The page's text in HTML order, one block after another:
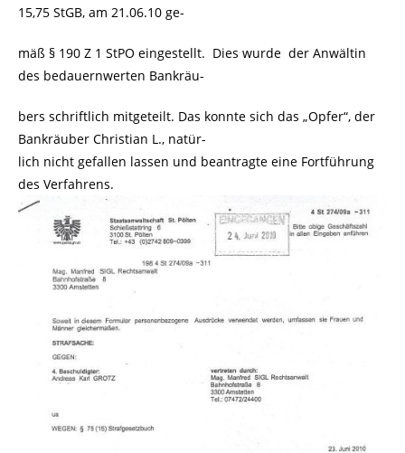
15,75 StGB, am 21.06.10 ge-
mäß § 190 Z 1 StPO eingestellt. Dies wurde der Anwältin
des bedauernwerten Bankräu-
bers schriftlich mitgeteilt. Das konnte sich das „Opfer“, der
Bankräuber Christian L., natür-
lich nicht gefallen lassen und beantragte eine Fortführung
des Verfahrens.